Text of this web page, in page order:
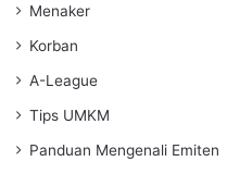
Menaker
Korban
A-League
Tips UMKM
Panduan Mengenali Emiten